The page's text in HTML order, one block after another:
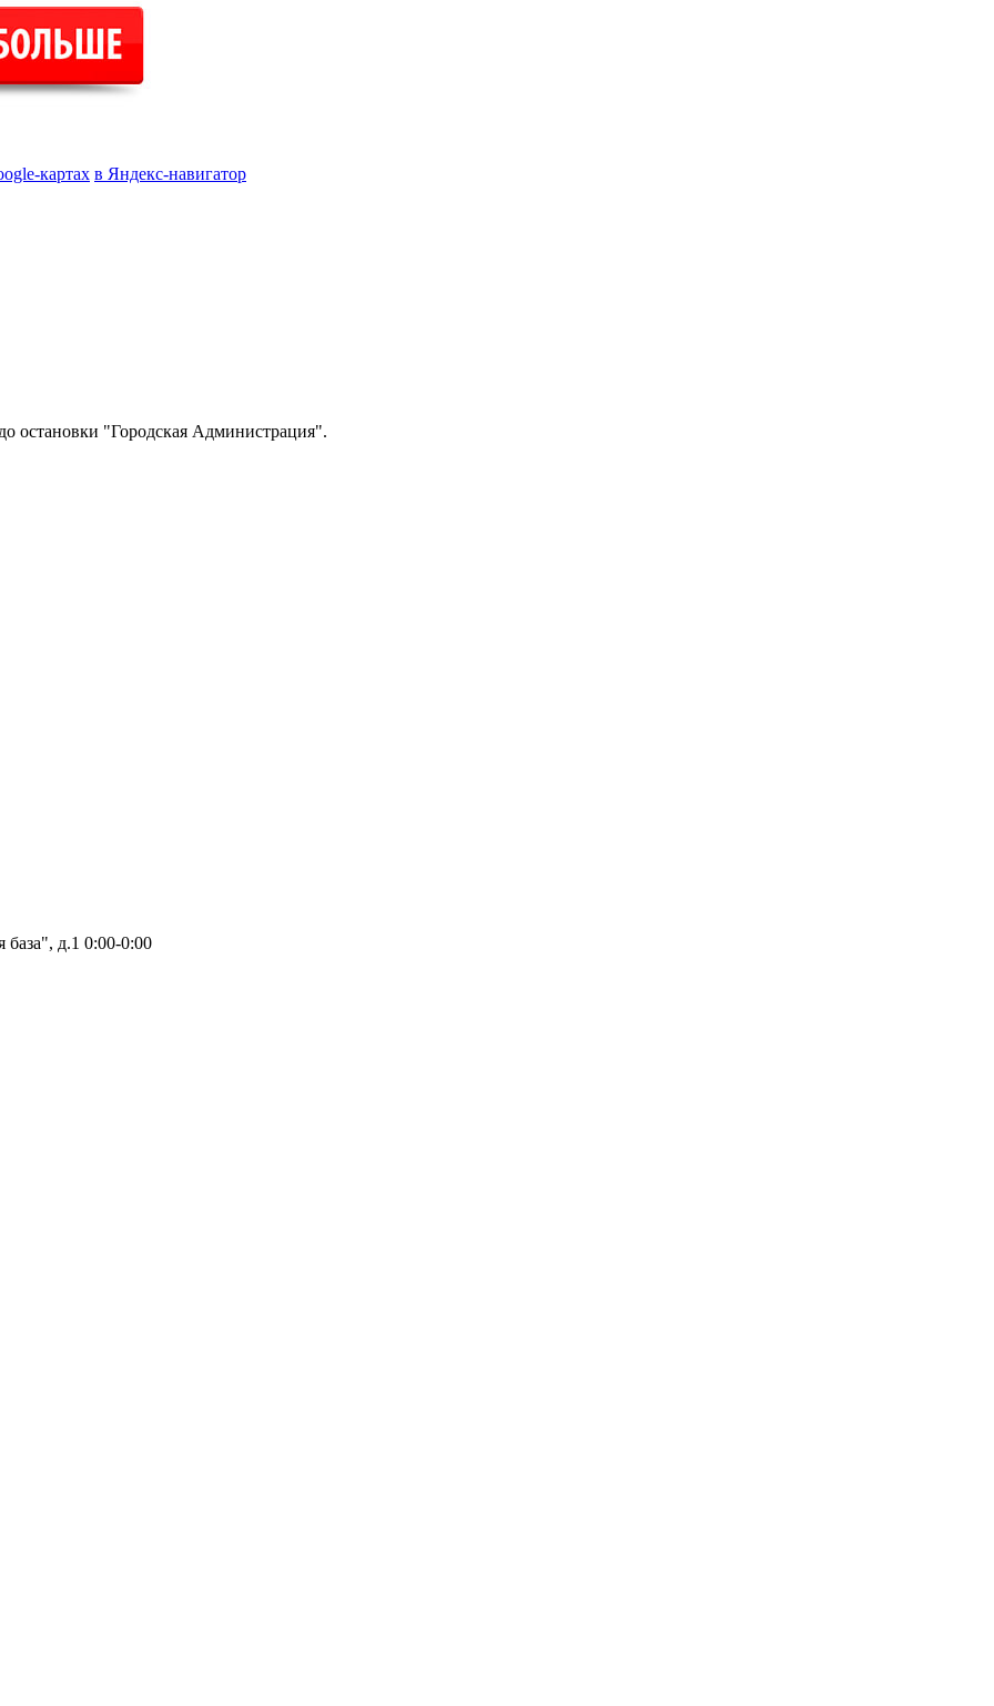
картах в Яндекс-навигатор
остановки "Городская Администрация".
д.1 0:00-0:00